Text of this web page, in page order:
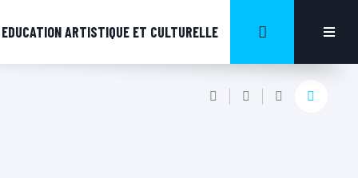
EDUCATION ARTISTIQUE ET CULTURELLE